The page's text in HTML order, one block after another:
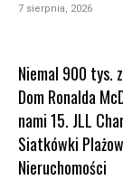
7 sierpnia, 2026
Niemal 900 tys.
Dom Ronalda
nami 15. JLL
Siatkówki
Nieruchomości